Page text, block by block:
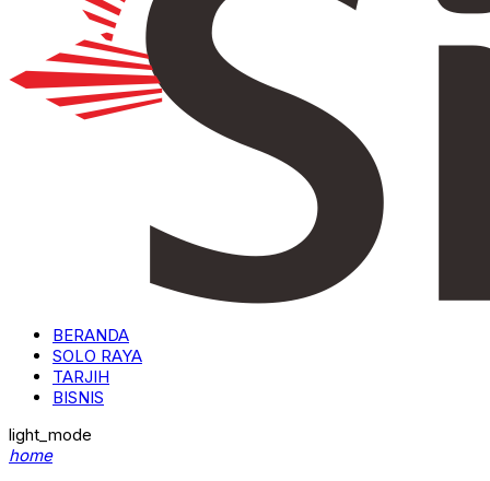
BERANDA
SOLO RAYA
TARJIH
BISNIS
light_mode
home